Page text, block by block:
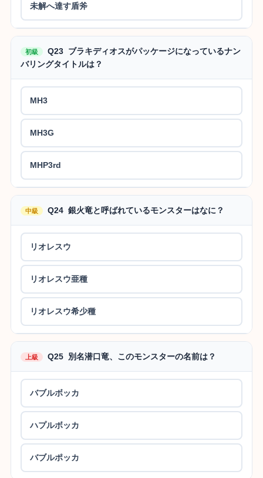
未解へ達す盾斧
初級
Q23 ブラキディオスがパッケージになっているナン
バリングタイトルは？
MH3
MH3G
MHP3rd
中級 Q24 銀火竜と呼ばれているモンスターはなに？
リオレスウ
リオレスウ亜種
リオレスウ希少種
上級 Q25 別名潜口竜、このモンスターの名前は？
バブルボッカ
ハプルボッカ
バブルポッカ